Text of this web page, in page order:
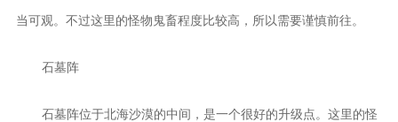
当可观。不过这里的怪物鬼畜程度比较高，所以需要谨慎前往。
石墓阵
石墓阵位于北海沙漠的中间，是一个很好的升级点。这里的怪